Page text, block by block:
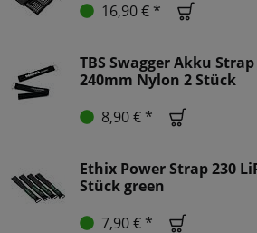
16,90 € *
TBS Swagger Akku
240mm Nylon 2 Stück
8,90 € *
Ethix Power Strap 230
Stück green
7,90 € *